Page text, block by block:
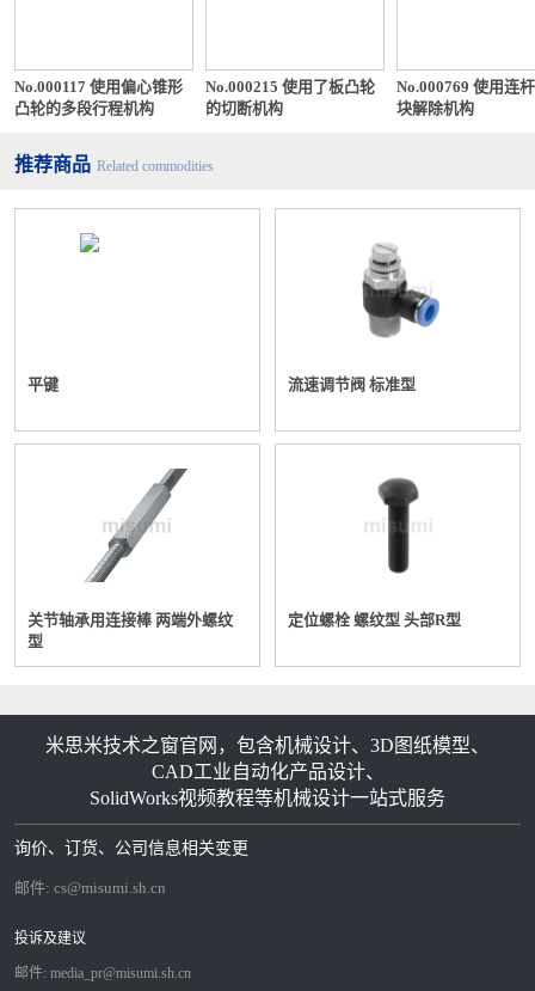
No.000117 使用偏心锥形
凸轮的多段行程机构
No.000215 使用了板凸轮
的切断机构
No.000769 使用连
块解除机构
推荐商品 Related commodities
平键 流速调节阀 标准型
关节轴承用连接棒 两端外螺纹
型
定位螺栓 螺纹型 头部R型
米思米技术之窗官网，包含机械设计、3D图纸模型、
CAD工业自动化产品设计、
SolidWorks视频教程等机械设计一站式服务
询价、订货、公司信息相关变更
邮件: cs@misumi.sh.cn
投诉及建议
邮件: media_pr@misumi.sh.cn